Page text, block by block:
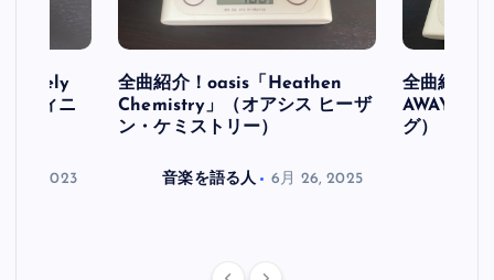
フィニ
30, 2023
全曲紹介！oasis「Heathen
Chemistry」（オアシス ヒーザ
ン・ケミストリー）
音楽を語る人 6月 26, 2025
全曲紹介
AWAY」
グ）